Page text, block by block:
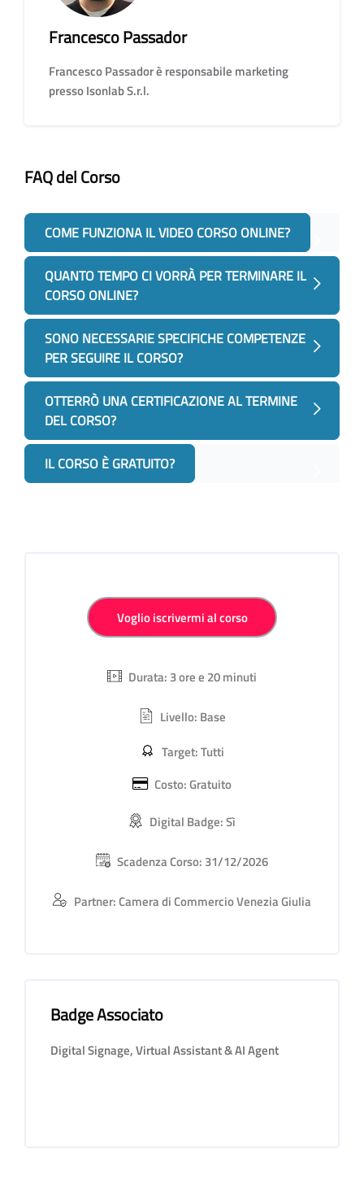
Francesco Passador
Francesco Passador è responsabile marketing
presso Isonlab S.r.l.
Salta [Cocoon] Accordion
FAQ del Corso
COME FUNZIONA IL VIDEO CORSO ONLINE?
QUANTO TEMPO CI VORRÀ PER TERMINARE IL
CORSO ONLINE?
SONO NECESSARIE SPECIFICHE COMPETENZE
PER SEGUIRE IL CORSO?
OTTERRÒ UNA CERTIFICAZIONE AL TERMINE
DEL CORSO?
IL CORSO È GRATUITO?
Voglio iscrivermi al corso
Durata: 3 ore e 20 minuti
Livello: Base
Target: Tutti
Costo: Gratuito
Digital Badge: Sì
Scadenza Corso: 31/12/2026
Partner: Camera di Commercio Venezia Giulia
Salta Badge Associato
Badge Associato
Digital Signage, Virtual Assistant & AI Agent